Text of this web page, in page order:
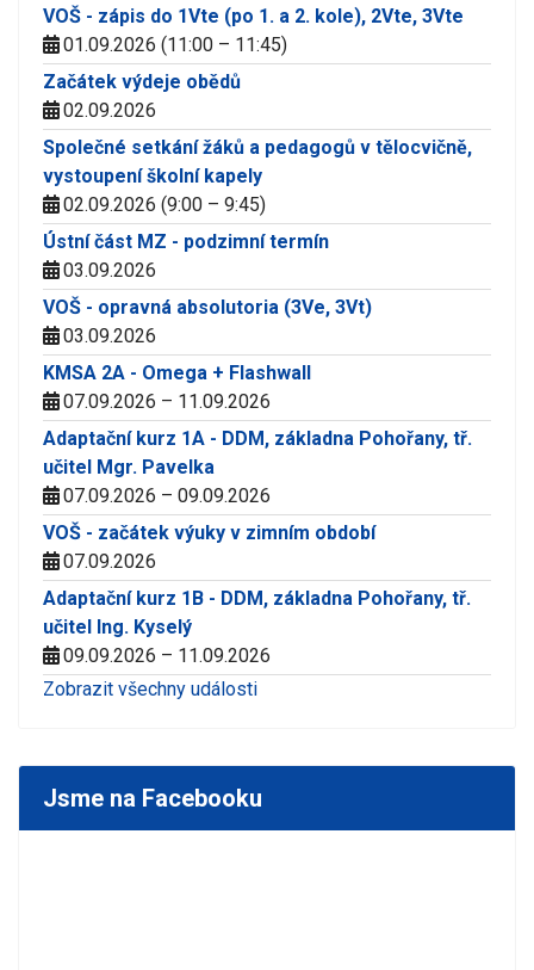
VOŠ - zápis do 1Vte (po 1. a 2. kole), 2Vte, 3Vte
01.09.2026 (11:00 – 11:45)
Začátek výdeje obědů
02.09.2026
Společné setkání žáků a pedagogů v tělocvičně,
vystoupení školní kapely
02.09.2026 (9:00 – 9:45)
Ústní část MZ - podzimní termín
03.09.2026
VOŠ - opravná absolutoria (3Ve, 3Vt)
03.09.2026
KMSA 2A - Omega + Flashwall
07.09.2026 – 11.09.2026
Adaptační kurz 1A - DDM, základna Pohořany, tř.
učitel Mgr. Pavelka
07.09.2026 – 09.09.2026
VOŠ - začátek výuky v zimním období
07.09.2026
Adaptační kurz 1B - DDM, základna Pohořany, tř.
učitel Ing. Kyselý
09.09.2026 – 11.09.2026
Zobrazit všechny události
Jsme na Facebooku